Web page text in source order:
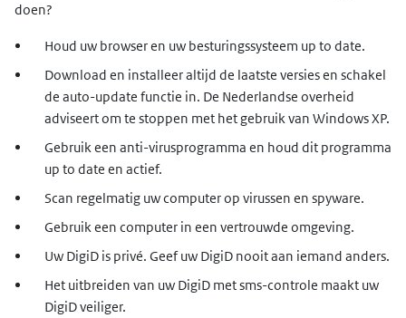
doen?
Houd uw browser en uw besturingssysteem up to date.
Download en installeer altijd de laatste versies en schakel
de auto-update functie in. De Nederlandse overheid
adviseert om te stoppen met het gebruik van Windows XP.
Gebruik een anti-virusprogramma en houd dit programma
up to date en actief.
Scan regelmatig uw computer op virussen en spyware.
Gebruik een computer in een vertrouwde omgeving.
Uw DigiD is privé. Geef uw DigiD nooit aan iemand anders.
Het uitbreiden van uw DigiD met sms-controle maakt uw
DigiD veiliger.